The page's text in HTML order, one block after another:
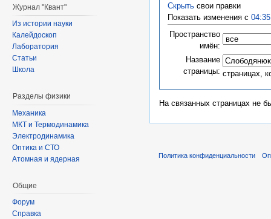
Скрытьсвои правки
Показать изменения с
Пространство
имён:
Название
страницы: страницах,
На связанных страницах не
Журнал "Квант"
Из истории науки
Калейдоскоп
Лаборатория
Статьи
Школа
Разделы физики
Механика
МКТ и Термодинамика
Электродинамика
Оптика и СТО
Атомная и ядерная
Общие
Форум
Справка
Политика конфиденциальности